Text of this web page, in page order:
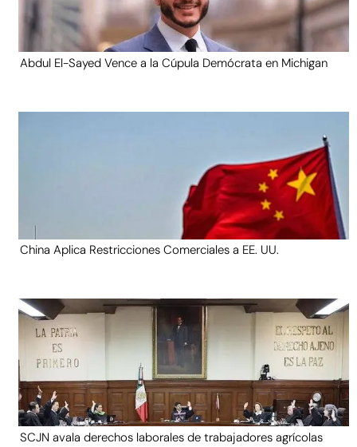
Abdul El-Sayed Vence a la Cúpula Demócrata en Michigan
China Aplica Restricciones Comerciales a EE. UU.
SCJN avala derechos laborales de trabajadores agrícolas